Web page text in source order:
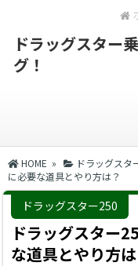
ドラッグスター
グ！
HOME » ドラッグスタ
に必要な道具とやり方は？
ドラッグスター250
ドラッグスター
な道具とやり方は